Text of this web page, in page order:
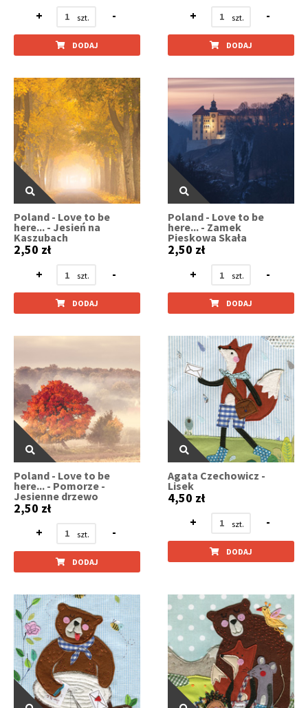
+
-
DODAJ
+
-
DODAJ
Poland - Love to be
here... - Jesień na
Kaszubach
2,50 zł
+
-
DODAJ
Poland - Love to be
here... - Zamek
Pieskowa Skała
2,50 zł
+
-
DODAJ
Poland - Love to be
here... - Pomorze -
Jesienne drzewo
2,50 zł
+
-
DODAJ
Agata Czechowicz -
Lisek
4,50 zł
+
-
DODAJ